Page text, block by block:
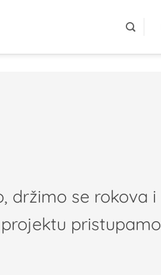
držimo se rokova i
pristupamo